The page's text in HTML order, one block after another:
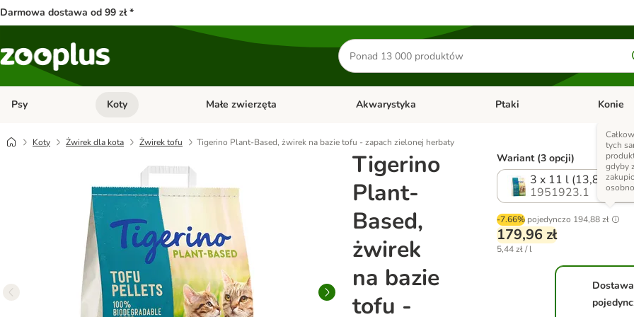
Darmowa dostawa od 99 zł *
Szukaj
produktów
Psy Otwórz menu kategorii: Psy
Koty Otwórz menu kategorii: Koty
Małe zwierzęta Otwórz menu kategorii: Małe zwierzęta
Akwarystyka Otwórz menu kategorii:
Ptaki Otwórz
Konie
Koty Żwirek dla kota Żwirek tofu Tigerino Plant-Based, żwirek na bazie tofu - zapach zielonej herbaty
Tigerino
Plant-
Based,
żwirek
na bazie
tofu -
Wariant (3 opcji)
3 x 11 l (13,8 kg)
1951923.1
-7.66% pojedynczo 194,88 zł
tych
gdyby
osobno
179,96 zł
5,44 zł / l
Dostawa